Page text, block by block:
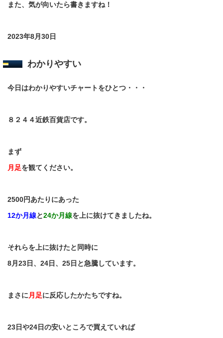
また、気が向いたら書きますね！
2023年8月30日
わかりやすい
今日はわかりやすいチャートをひとつ・・・
８２４４近鉄百貨店です。
まず
月足を観てください。
2500円あたりにあった
12か月線と24か月線を上に抜けてきましたね。
それらを上に抜けたと同時に
8月 23日、 24日、 25日と急騰しています。
まさに 月足に反応したかたちですね。
23日や24日の安いところで買えていれば